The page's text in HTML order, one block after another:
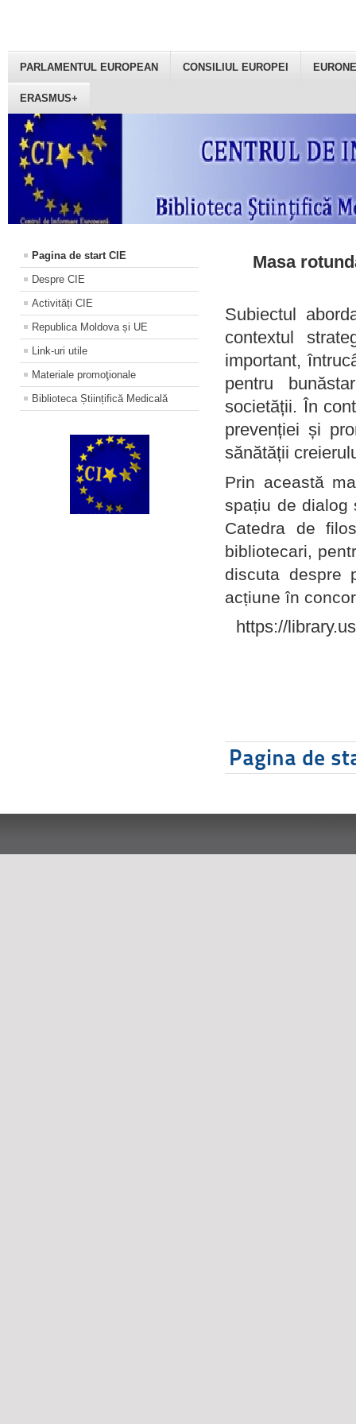
PARLAMENTUL EUROPEAN CONSILIUL EUROPEI
ERASMUS+
Pagina de start CIE
Despre CIE
Activități CIE
Republica Moldova și UE
Link-uri utile
Materiale promoţionale
Biblioteca Științifică Medicală
Masa
Subiectul
contextul
important,
pentru
societății. În
prevenției și
sănătății
Prin această
spațiu de dialog
Catedra de
bibliotecari,
discuta despre
acțiune în
https://
Pagina de